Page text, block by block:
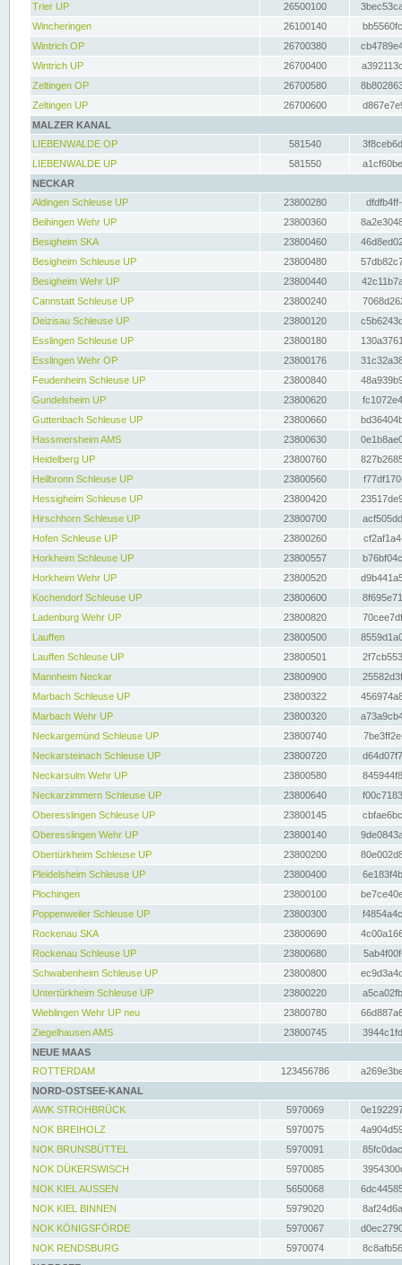
Trier UP
26500100
Wincheringen
26100140
Wintrich OP
26700380
Wintrich UP
26700400
Zeltingen OP
26700580
Zeltingen UP
26700600
MALZER KANAL
LIEBENWALDE OP
581540
LIEBENWALDE UP
581550
NECKAR
Aldingen Schleuse UP
23800280
Beihingen Wehr UP
23800360
Besigheim SKA
23800460
Besigheim Schleuse UP
23800480
Besigheim Wehr UP
23800440
Cannstatt Schleuse UP
23800240
Deizisau Schleuse UP
23800120
Esslingen Schleuse UP
23800180
Esslingen Wehr OP
23800176
Feudenheim Schleuse UP
23800840
Gundelsheim UP
23800620
Guttenbach Schleuse UP
23800660
Hassmersheim AMS
23800630
Heidelberg UP
23800760
Heilbronn Schleuse UP
23800560
Hessigheim Schleuse UP
23800420
Hirschhorn Schleuse UP
23800700
Hofen Schleuse UP
23800260
Horkheim Schleuse UP
23800557
Horkheim Wehr UP
23800520
Kochendorf Schleuse UP
23800600
Ladenburg Wehr UP
23800820
Lauffen
23800500
Lauffen Schleuse UP
23800501
Mannheim Neckar
23800900
Marbach Schleuse UP
23800322
Marbach Wehr UP
23800320
Neckargemünd Schleuse UP
23800740
Neckarsteinach Schleuse UP
23800720
Neckarsulm Wehr UP
23800580
Neckarzimmern Schleuse UP
23800640
Oberesslingen Schleuse UP
23800145
Oberesslingen Wehr UP
23800140
Obertürkheim Schleuse UP
23800200
Pleidelsheim Schleuse UP
23800400
Plochingen
23800100
Poppenweiler Schleuse UP
23800300
Rockenau SKA
23800690
Rockenau Schleuse UP
23800680
Schwabenheim Schleuse UP
23800800
Untertürkheim Schleuse UP
23800220
Wieblingen Wehr UP neu
23800780
Ziegelhausen AMS
23800745
NEUE MAAS
ROTTERDAM
123456786
NORD-OSTSEE-KANAL
AWK STROHBRÜCK
5970069
NOK BREIHOLZ
5970075
NOK BRUNSBÜTTEL
5970091
NOK DÜKERSWISCH
5970085
NOK KIEL AUSSEN
5650068
NOK KIEL BINNEN
5979020
NOK KÖNIGSFÖRDE
5970067
NOK RENDSBURG
5970074